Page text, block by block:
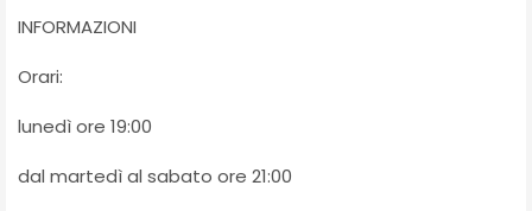
INFORMAZIONI
Orari:
lunedì ore 19:00
dal martedì al sabato ore 21:00